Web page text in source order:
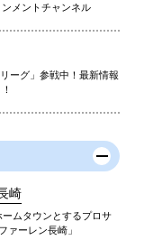
メントチャンネル
ーグ」参戦中！最新情報
崎
ムタウンとするプロサ
ァーレン長崎」